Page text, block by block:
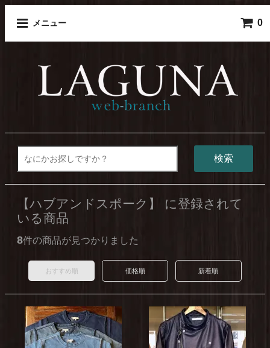
メニュー 0
検索
【ハブアンドスポーク】 に登録されて
いる商品
8件の商品が見つかりました
おすすめ順 価格順 新着順